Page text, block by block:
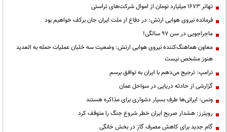
تهاتر ۱۶۷۳ میلیارد تومان از اموال شرکت‌های تراستی
فرمانده نیروی هوایی ارتش: در دفاع از ملت ایران جان برکف خواهیم بود
ماجراجویی در سن ۹۷ سالگی!
معاون هماهنگ‌کننده نیروی هوایی ارتش: وضعیت سه خلبان عملیات حمله به العدید
هنوز مشخص نیست
ترامپ: ترجیح می‌دهم با ایران به توافق برسم
گزارشی از حادثه دریایی در سواحل عمان
ونس: ایرانی‌ها طرف بسیار دشواری برای مذاکره هستند
رویترز: هشدار صریح ایران خطر شروع جنگ را متوقف کرد
گام جدید برای کاهش مصرف گاز در بخش خانگی